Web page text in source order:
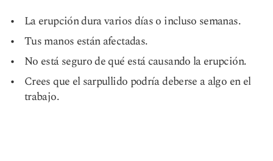
La erupción dura varios días o incluso semanas.
Tus manos están afectadas.
No está seguro de qué está causando la erupción.
Crees que el sarpullido podría deberse a algo en el
trabajo.